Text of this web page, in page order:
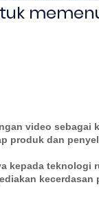
video sebagai
produk dan
kepada
kecerdasan